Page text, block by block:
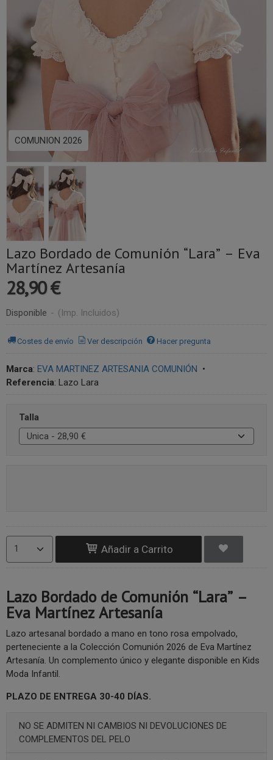
COMUNION 2026
Lazo Bordado de Comunión “Lara” – Eva
Martínez Artesanía
28,90 €
Disponible - (Imp. Incluidos)
Costes de envío Ver descripción Hacer pregunta
Marca: EVA MARTINEZ ARTESANIA COMUNIÓN •
Referencia: Lazo Lara
Talla
Añadir a Carrito
Lazo Bordado de Comunión “Lara” –
Eva Martínez Artesanía
Lazo artesanal bordado a mano en tono rosa empolvado,
perteneciente a la Colección Comunión 2026 de Eva Martínez
Artesanía. Un complemento único y elegante disponible en Kids
Moda Infantil.
PLAZO DE ENTREGA 30-40 DÍAS.
NO SE ADMITEN NI CAMBIOS NI DEVOLUCIONES DE
COMPLEMENTOS DEL PELO